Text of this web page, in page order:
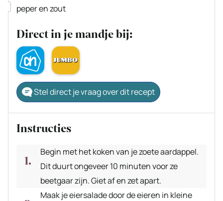
▢
peper en zout
Direct in je mandje bij:
Stel direct je vraag over dit recept
Instructies
Begin met het koken van je zoete aardappel.
Dit duurt ongeveer 10 minuten voor ze
beetgaar zijn. Giet af en zet apart.
Maak je eiersalade door de eieren in kleine